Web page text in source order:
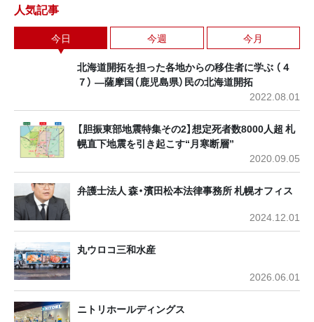
人気記事
今日 今週 今月
北海道開拓を担った各地からの移住者に学ぶ （４
７） ―薩摩国（鹿児島県）民の北海道開拓
2022.08.01
【胆振東部地震特集その2】想定死者数8000人超 札
幌直下地震を引き起こす“月寒断層”
2020.09.05
弁護士法人 森・濱田松本法律事務所 札幌オフィス
2024.12.01
丸ウロコ三和水産
2026.06.01
ニトリホールディングス